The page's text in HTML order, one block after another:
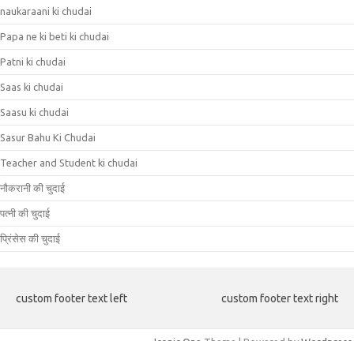
naukaraani ki chudai
Papa ne ki beti ki chudai
Patni ki chudai
Saas ki chudai
Saasu ki chudai
Sasur Bahu Ki Chudai
Teacher and Student ki chudai
नौकरानी की चुदाई
पत्नी की चुदाई
प्रिंसेस की चुदाई
custom footer text left custom footer text right